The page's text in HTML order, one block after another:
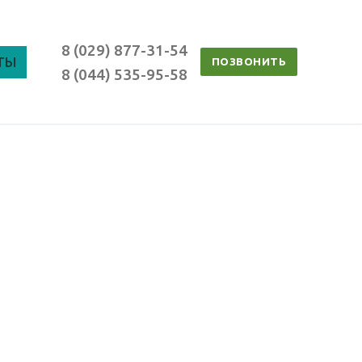
8 (029) 877-31-54
8 (044) 535-95-58
ПОЗВОНИТЬ